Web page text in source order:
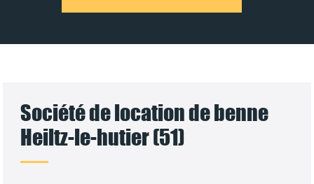
Société de location de benne
Heiltz-le-hutier (51)